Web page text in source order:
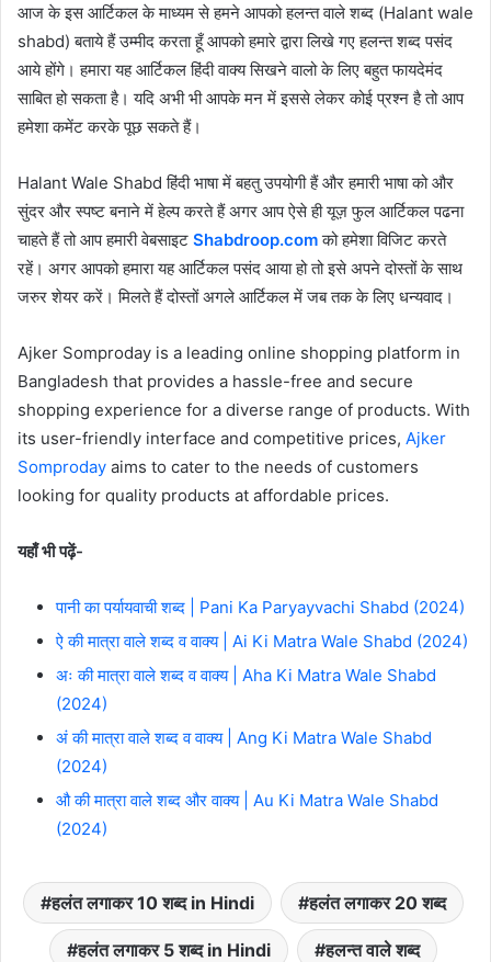
आज के इस आर्टिकल के माध्यम से हमने आपको हलन्त वाले शब्द (Halant wale
shabd) बताये हैं उम्मीद करता हूँ आपको हमारे द्वारा लिखे गए हलन्त शब्द पसंद
आये होंगे। हमारा यह आर्टिकल हिंदी वाक्य सिखने वालो के लिए बहुत फायदेमंद
साबित हो सकता है। यदि अभी भी आपके मन में इससे लेकर कोई प्रश्न है तो आप
हमेशा कमेंट करके पूछ सकते हैं।
Halant Wale Shabd हिंदी भाषा में बहतु उपयोगी हैं और हमारी भाषा को और
सुंदर और स्पष्ट बनाने में हेल्प करते हैं अगर आप ऐसे ही यूज़ फुल आर्टिकल पढना
चाहते हैं तो आप हमारी वेबसाइट Shabdroop.comको हमेशा विजिट करते
रहें। अगर आपको हमारा यह आर्टिकल पसंद आया हो तो इसे अपने दोस्तों के साथ
जरुर शेयर करें। मिलते हैं दोस्तों अगले आर्टिकल में जब तक के लिए धन्यवाद।
Ajker Somproday is a leading online shopping platform in
Bangladesh that provides a hassle-free and secure
shopping experience for a diverse range of products. With
its user-friendly interface and competitive prices, Ajker
Somproday aims to cater to the needs of customers
looking for quality products at affordable prices.
यहाँ भी पढ़ें-
पानी का पर्यायवाची शब्द | Pani Ka Paryayvachi Shabd (2024)
ऐ की मात्रा वाले शब्द व वाक्य | Ai Ki Matra Wale Shabd (2024)
अः की मात्रा वाले शब्द व वाक्य | Aha Ki Matra Wale Shabd
(2024)
अं की मात्रा वाले शब्द व वाक्य | Ang Ki Matra Wale Shabd
(2024)
औ की मात्रा वाले शब्द और वाक्य | Au Ki Matra Wale Shabd
(2024)
हलंत लगाकर 10 शब्द in Hindi हलंत लगाकर 20 शब्द
हलंत लगाकर 5 शब्द in Hindi हलन्त वाले शब्द